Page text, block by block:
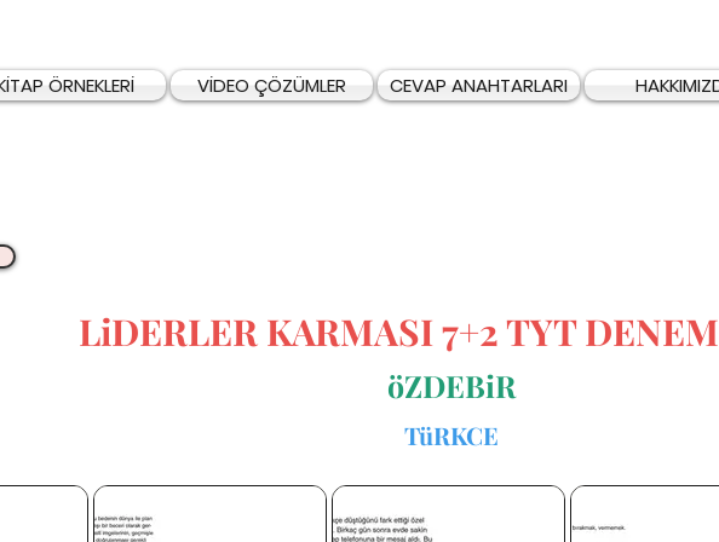
ÖRNEKLERİ VİDEO ÇÖZÜMLER CEVAP ANAHTARLARI
LiDERLER KARMASI 7+2 TYT
öZDEBiR
TüRKCE